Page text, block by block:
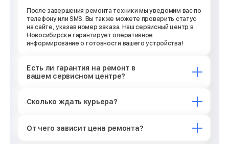
После завершения ремонта техники мы уведомим вас по
телефону или SMS. Вы также можете проверить статус
на сайте, указав номер заказа. Наш сервисный центр в
Новосибирске гарантирует оперативное
информирование о готовности вашего устройства!
Есть ли гарантия на ремонт в
вашем сервисном центре?
Сколько ждать курьера?
От чего зависит цена ремонта?